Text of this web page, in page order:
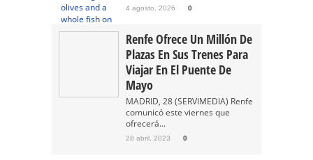
4 agosto, 2026 0
Renfe Ofrece Un Millón De
Plazas En Sus Trenes Para
Viajar En El Puente De
Mayo
MADRID, 28 (SERVIMEDIA) Renfe
comunicó este viernes que
ofrecerá...
28 abril, 2023 0